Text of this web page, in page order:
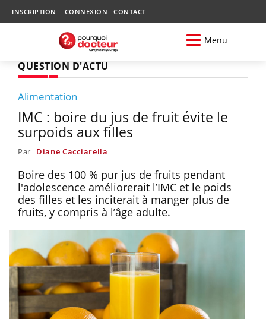
INSCRIPTION CONNEXION CONTACT
Menu
QUESTION D'ACTU
Alimentation
IMC : boire du jus de fruit évite le
surpoids aux filles
Par Diane Cacciarella
Boire des 100 % pur jus de fruits pendant
l'adolescence améliorerait l’IMC et le poids
des filles et les inciterait à manger plus de
fruits, y compris à l’âge adulte.